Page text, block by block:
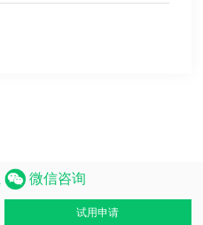
微信咨询
试用申请